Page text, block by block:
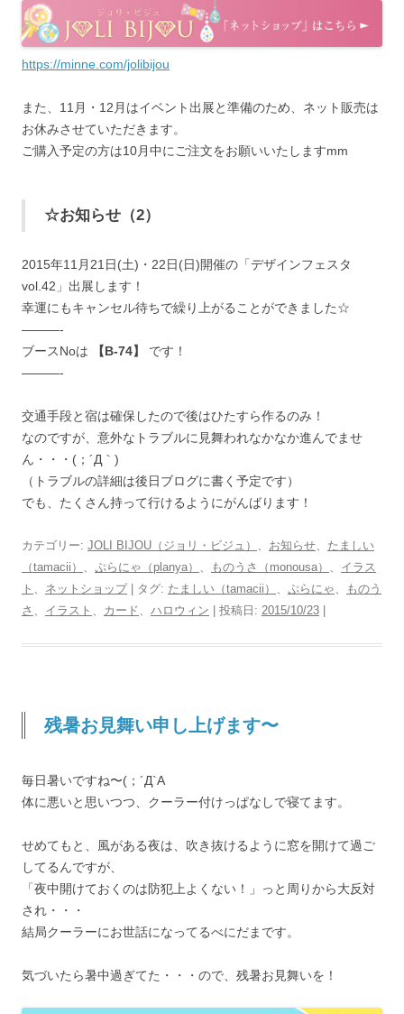
https://minne.com/jolibijou
また、11月・12月はイベント出展と準備のため、ネット販売は
お休みさせていただきます。
ご購入予定の方は10月中にご注文をお願いいたしますmm
☆お知らせ（2）
2015年11月21日(土)・22日(日)開催の「デザインフェスタ
vol.42」出展します！
幸運にもキャンセル待ちで繰り上がることができました☆
———-
ブースNoは
【B-74】 です！
———-
交通手段と宿は確保したので後はひたすら作るのみ！
なのですが、意外なトラブルに見舞われなかなか進んでませ
ん・・・(；´Д｀)
（トラブルの詳細は後日ブログに書く予定です）
でも、たくさん持って行けるようにがんばります！
カテゴリー: JOLI BIJOU（ジョリ・ビジュ） 、 お知らせ、 たましい
（tamacii） 、 ぷらにゃ（planya） 、 ものうさ（monousa） 、 イラス
ト 、 ネットショップ| タグ: たましい（tamacii） 、 ぷらにゃ、
ものう
さ 、 イラスト 、 カード 、 ハロウィン | 投稿日: 2015/10/23
残暑お見舞い申し上げます〜
毎日暑いですね〜(；´Д`A
体に悪いと思いつつ、クーラー付けっぱなしで寝てます。
せめてもと、風がある夜は、吹き抜けるように窓を開けて過ご
してるんですが、
「夜中開けておくのは防犯上よくない！」っと周りから大反対
され・・・
結局クーラーにお世話になってるべにだまです。
気づいたら暑中過ぎてた・・・ので、残暑お見舞いを！